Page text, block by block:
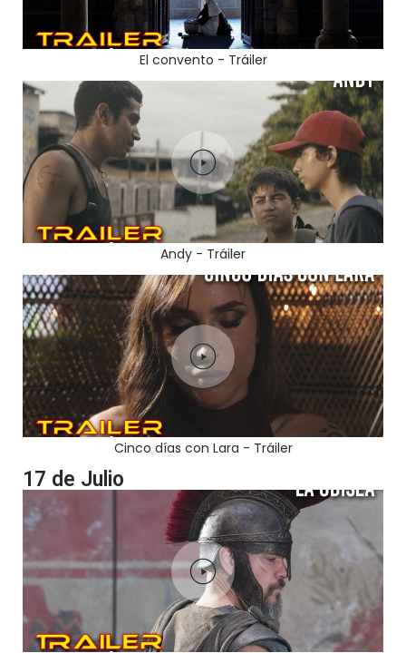
El convento - Tráiler
Andy - Tráiler
Cinco días con Lara - Tráiler
17 de Julio